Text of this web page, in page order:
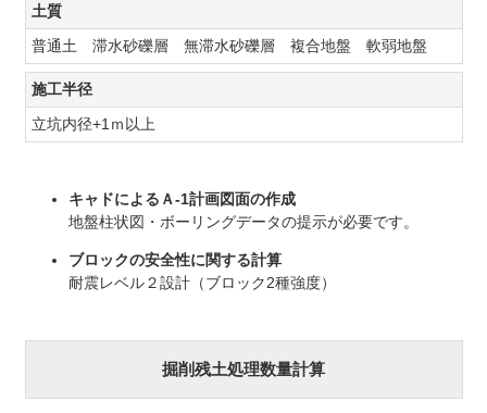
土質
普通土 滞水砂礫層 無滞水砂礫層 複合地盤 軟弱地盤
施工半径
立坑内径+1ｍ以上
キャドによるＡ-1計画図面の作成
地盤柱状図・ボーリングデータの提示が必要です。
ブロックの安全性に関する計算
耐震レベル２設計（ブロック2種強度）
掘削残土処理数量計算